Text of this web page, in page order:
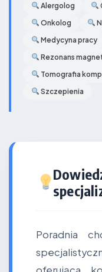
Alergolog
Onkolog
Medycyna pracy
Rezonans
Tomografia
Szczepienia
Poradnia